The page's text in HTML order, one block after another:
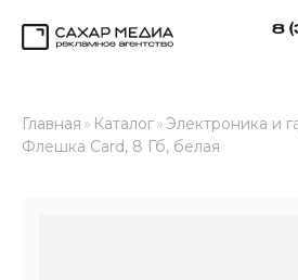
8
Главная » Каталог»Электроника и
Флешка Card, 8 Гб, белая